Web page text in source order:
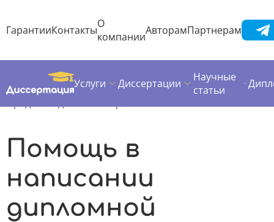
ГарантииКонтактыО
компанииАвторамПартнерам
Услуги Диссертации
Научные
статьи
ДиссертацияДипломная работа
Помощь в
написании
дипломной